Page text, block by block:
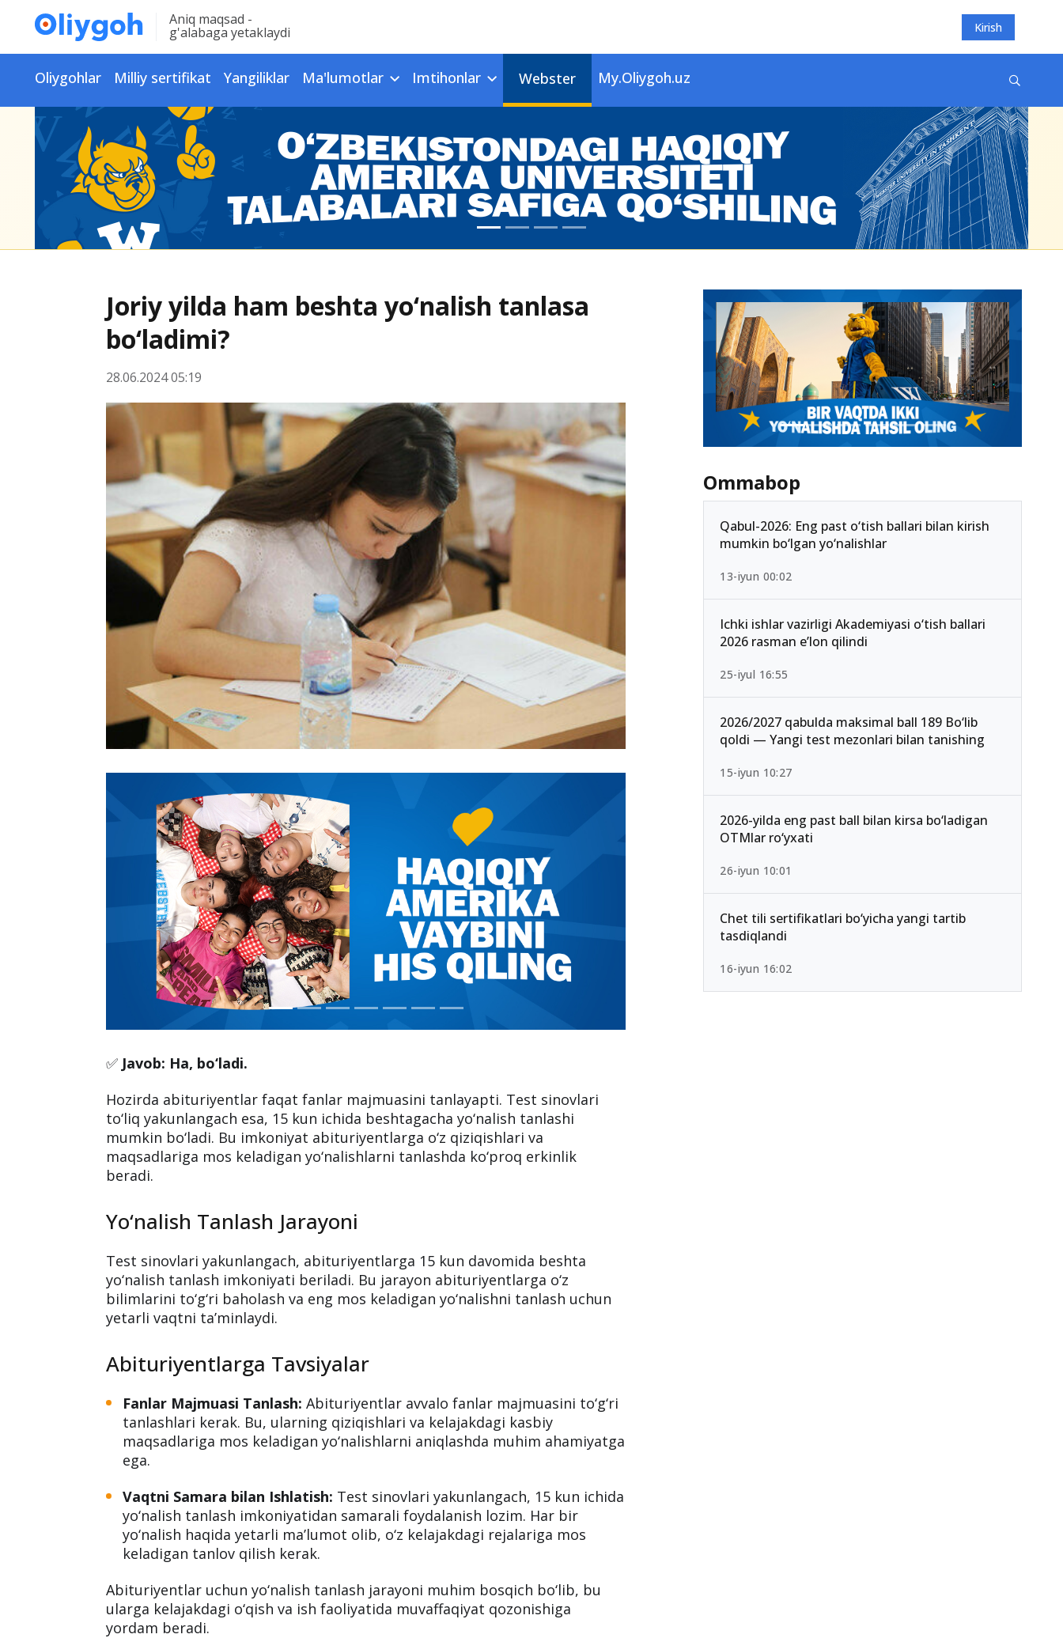
Aniq maqsad -
g'alabaga yetaklaydi Kirish
Oliygohlar Milliy sertifikat Yangiliklar Ma'lumotlar Imtihonlar Webster My.Oliygoh.uz
Joriy yilda ham beshta yo‘nalish tanlasa
bo‘ladimi?
28.06.2024 05:19
✅ Javob: Ha, bo‘ladi.
Hozirda abituriyentlar faqat fanlar majmuasini tanlayapti. Test sinovlari
to‘liq yakunlangach esa, 15 kun ichida beshtagacha yo‘nalish tanlashi
mumkin bo‘ladi. Bu imkoniyat abituriyentlarga o‘z qiziqishlari va
maqsadlariga mos keladigan yo‘nalishlarni tanlashda ko‘proq erkinlik
beradi.
Yo‘nalish Tanlash Jarayoni
Test sinovlari yakunlangach, abituriyentlarga 15 kun davomida beshta
yo‘nalish tanlash imkoniyati beriladi. Bu jarayon abituriyentlarga o‘z
bilimlarini to‘g‘ri baholash va eng mos keladigan yo‘nalishni tanlash uchun
yetarli vaqtni ta’minlaydi.
Abituriyentlarga Tavsiyalar
Fanlar Majmuasi Tanlash: Abituriyentlar avvalo fanlar majmuasini to‘g‘ri
tanlashlari kerak. Bu, ularning qiziqishlari va kelajakdagi kasbiy
maqsadlariga mos keladigan yo‘nalishlarni aniqlashda muhim ahamiyatga
ega.
Vaqtni Samara bilan Ishlatish: Test sinovlari yakunlangach, 15 kun ichida
yo‘nalish tanlash imkoniyatidan samarali foydalanish lozim. Har bir
yo‘nalish haqida yetarli ma’lumot olib, o‘z kelajakdagi rejalariga mos
keladigan tanlov qilish kerak.
Abituriyentlar uchun yo‘nalish tanlash jarayoni muhim bosqich bo‘lib, bu
ularga kelajakdagi o‘qish va ish faoliyatida muvaffaqiyat qozonishiga
yordam beradi.
Ommabop
Qabul-2026: Eng past o‘tish ballari bilan kirish
mumkin bo‘lgan yo‘nalishlar
13-iyun 00:02
Ichki ishlar vazirligi Akademiyasi o‘tish ballari
2026 rasman e’lon qilindi
25-iyul 16:55
2026/2027 qabulda maksimal ball 189 Bo‘lib
qoldi — Yangi test mezonlari bilan tanishing
15-iyun 10:27
2026-yilda eng past ball bilan kirsa bo‘ladigan
OTMlar ro‘yxati
26-iyun 10:01
Chet tili sertifikatlari bo‘yicha yangi tartib
tasdiqlandi
16-iyun 16:02